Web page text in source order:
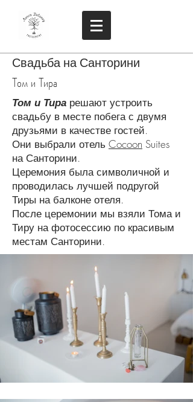
Свадьба на Санторини
Том и Тира
Том и Тира решают устроить
свадьбу в месте побега с двумя
друзьями в качестве гостей.
Они выбрали отель Cocoon Suites
на Санторини.
Церемония была символичной и
проводилась лучшей подругой
Тиры на балконе отеля.
После церемонии мы взяли Тома и
Тиру на фотосессию по красивым
местам Санторини.